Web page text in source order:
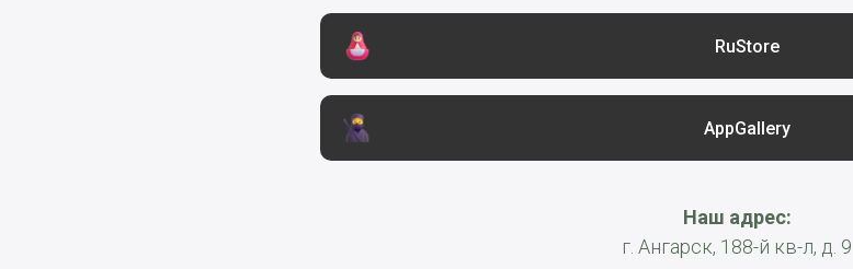
RuStore
AppGallery
Наш адрес:
г. Ангарск, 188-й кв-л, д. 9